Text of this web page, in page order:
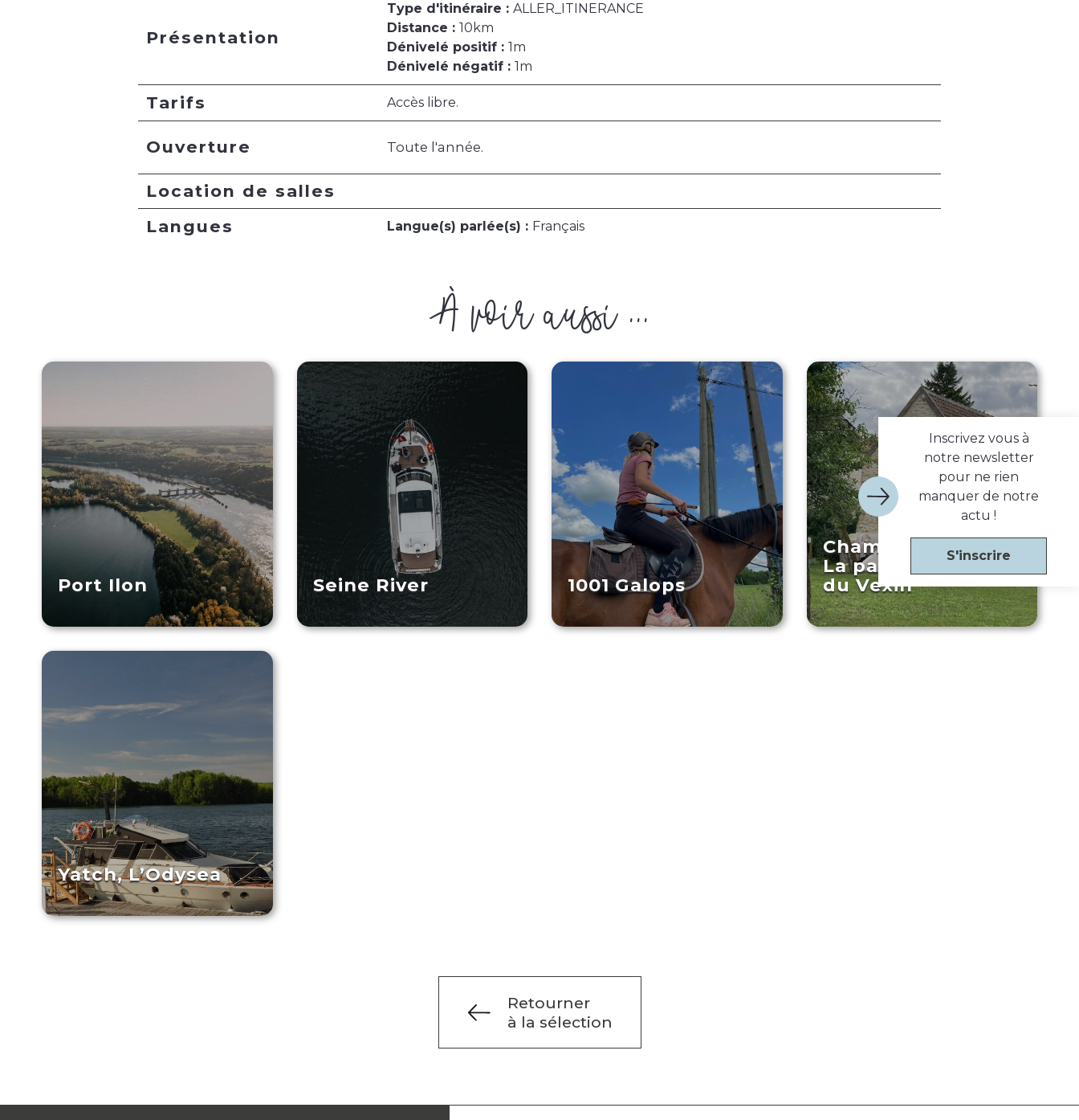
Présentation
Type d'itinéraire : ALLER_ITINERANCE
Distance : 10km
Dénivelé positif : 1m
Dénivelé négatif : 1m
Tarifs Accès libre.
Ouverture Toute l'année.
Location de salles
Langues
Langue(s) parlée(s) : Français
À voir aussi ...
Port Ilon Seine River 1001 Galops
Chambre d’hôtes
La parenth’aise
du Vexin
Yatch, L’Odysea
Retourner
à la sélection
Inscrivez vous à
notre newsletter
pour ne rien
manquer de notre
actu !
S'inscrire